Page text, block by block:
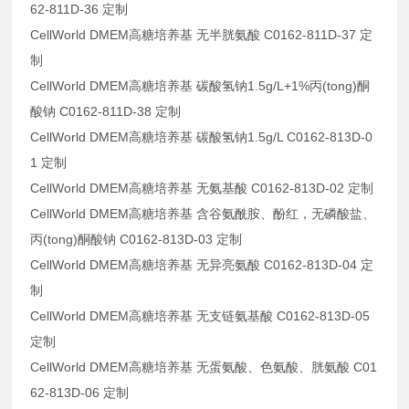
62-811D-36 定制
CellWorld DMEM高糖培养基 无半胱氨酸 C0162-811D-37 定
制
CellWorld DMEM高糖培养基 碳酸氢钠1.5g/L+1%丙(tong)酮
酸钠 C0162-811D-38 定制
CellWorld DMEM高糖培养基 碳酸氢钠1.5g/L C0162-813D-0
1 定制
CellWorld DMEM高糖培养基 无氨基酸 C0162-813D-02 定制
CellWorld DMEM高糖培养基 含谷氨酰胺、酚红，无磷酸盐、
丙(tong)酮酸钠 C0162-813D-03 定制
CellWorld DMEM高糖培养基 无异亮氨酸 C0162-813D-04 定
制
CellWorld DMEM高糖培养基 无支链氨基酸 C0162-813D-05
定制
CellWorld DMEM高糖培养基 无蛋氨酸、色氨酸、胱氨酸 C01
62-813D-06 定制